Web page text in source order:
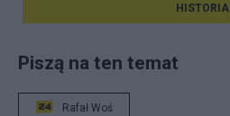
HISTORIA
Piszą na ten temat
Rafał Woś